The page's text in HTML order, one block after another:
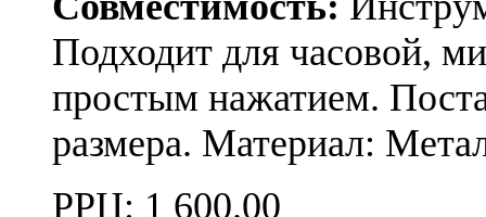
Подходит для часовой,
простым нажатием.
размера. Материал:
РРЦ: 1 600.00